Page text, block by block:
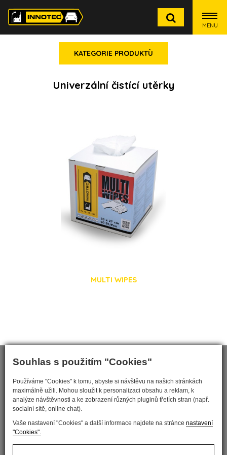
Souhlas s použitím "Cookies"
Používáme "Cookies" k tomu, abyste si návštěvu na našich stránkách
maximálně užili. Mohou sloužit k personalizaci obsahu a reklam, k
analýze návštěvnosti a ke zobrazení různých pluginů třetích stran (např.
socialní sítě, online chat).
Vaše nastavení "Cookies" a další informace najdete na stránce nastavení
"Cookies".
MENU
KATEGORIE PRODUKTÙ
Univerzální čistící utěrky
MULTI WIPES